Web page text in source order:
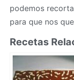
podemos
para que nos
Recetas